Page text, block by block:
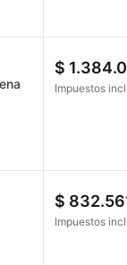
$
Impuestos
$
Impuestos